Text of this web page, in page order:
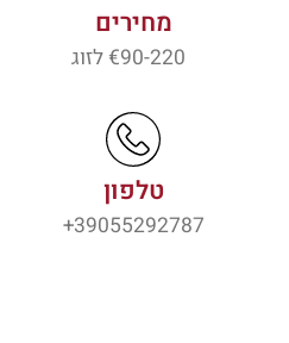
מחירים
90-220€ לזוג
טלפון
39055292787+